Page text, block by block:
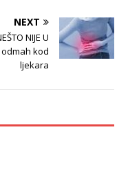
NEXT
NIJE U
odmah kod
ljekara